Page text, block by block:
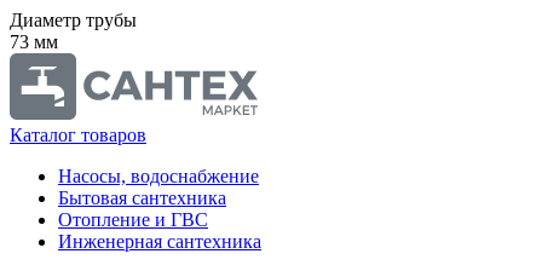
Диаметр трубы
73 мм
Каталог товаров
Насосы, водоснабжение
Бытовая сантехника
Отопление и ГВС
Инженерная сантехника